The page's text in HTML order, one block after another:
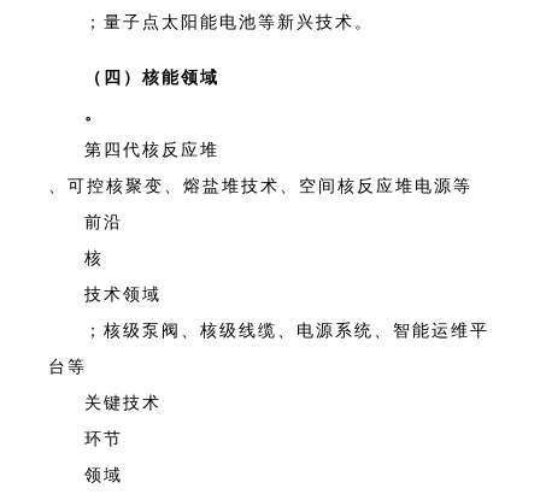
；量子点太阳能电池等新兴技术。
（四）核能领域
。
第四代核反应堆
、可控核聚变、熔盐堆技术、空间核反应堆电源等
前沿
核
技术领域
；核级泵阀、核级线缆、电源系统、智能运维平
台等
关键技术
环节
领域